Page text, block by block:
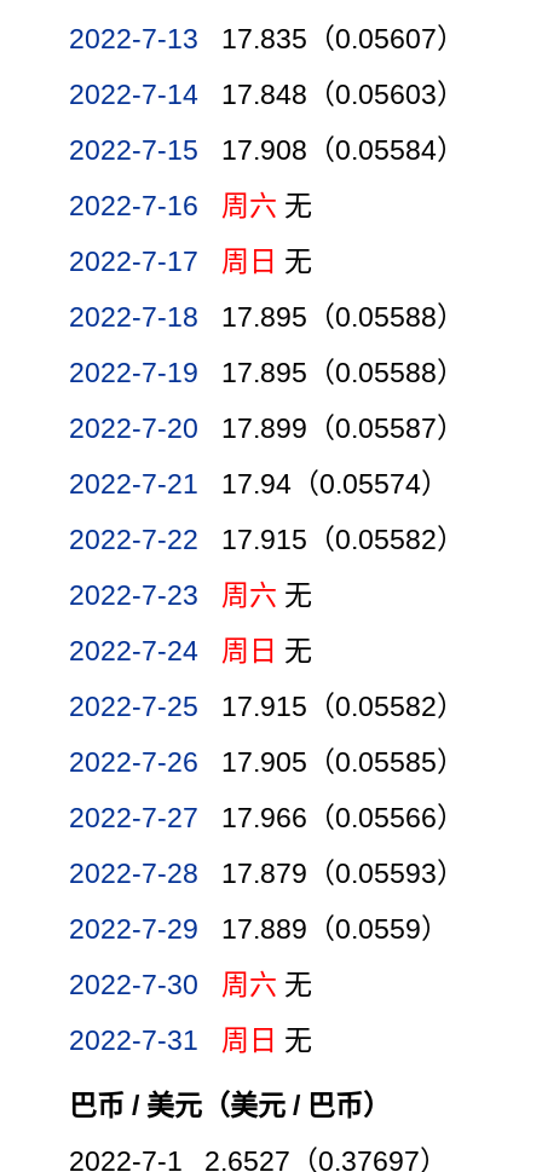
2022-7-13
17.835（0.05607）
2022-7-14
17.848（0.05603）
2022-7-15
17.908（0.05584）
2022-7-16
周六 无
2022-7-17
周日 无
2022-7-18
17.895（0.05588）
2022-7-19
17.895（0.05588）
2022-7-20
17.899（0.05587）
2022-7-21
17.94（0.05574）
2022-7-22
17.915（0.05582）
2022-7-23
周六 无
2022-7-24
周日 无
2022-7-25
17.915（0.05582）
2022-7-26
17.905（0.05585）
2022-7-27
17.966（0.05566）
2022-7-28
17.879（0.05593）
2022-7-29
17.889（0.0559）
2022-7-30
周六 无
2022-7-31
周日 无
巴币 / 美元（美元 / 巴币）
2022-7-1 2.6527（0.37697）